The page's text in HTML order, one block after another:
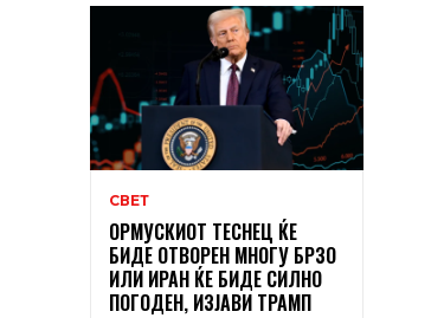
СВЕТ
ОРМУСКИОТ ТЕСНЕЦ ЌЕ
БИДЕ ОТВОРЕН МНОГУ БРЗО
ИЛИ ИРАН ЌЕ БИДЕ СИЛНО
ПОГОДЕН, ИЗЈАВИ ТРАМП